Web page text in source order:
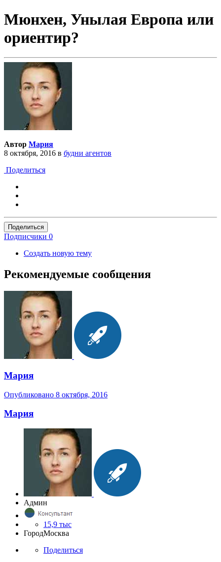
Мюнхен, Унылая Европа или
ориентир?
Автор Мария
8 октября, 2016 в будни агентов
Поделиться
Поделиться
Подписчики 0
Создать новую тему
Рекомендуемые сообщения
Мария
Опубликовано 8 октября, 2016
Мария
Админ
15,9 тыс
ГородМосква
Поделиться